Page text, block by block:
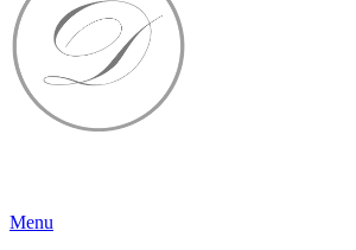
Menu